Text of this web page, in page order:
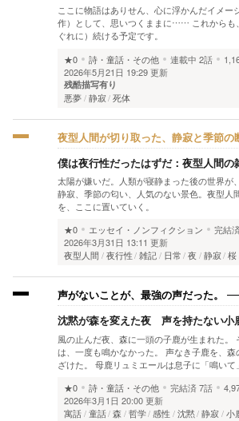
ここに物語はありせん、心に浮かんだイメー
作）として、思いつくままに…… これからも
ぐれに）続ける予定です。
★0
詩・童話・その他 連載中 2話
2026年5月21日 19:29 更新
残酷描写有り
悪夢 静寂 死体
夜型人間が切り取った、静寂と季節の
僕は夜行性だったはずだ：夜型人間の
太陽が嫌いだ。人類が寝静まった後の世界が
静寂、季節の匂い、人気のない景色。夜型人
を、ここに置いていく。
★0
エッセイ・ノンフィクション 完結
2026年3月31日 13:11 更新
夜型人間
夜行性 雑記 日常 夜 静寂 桜
声がないことが、最強の声だった。
沈黙が森を変えた夜 声を持たない小
風の止んだ夜、森に一頭の子鹿が生まれた。
は、一度も鳴かなかった。 声なき子鹿を、
ざけた。 母鹿リュミエールは息子に「鳴い
★0
詩・童話・その他 完結済7話
2026年3月1日 20:00 更新
寓話 童話 森 哲学 感性 沈黙 静寂 小